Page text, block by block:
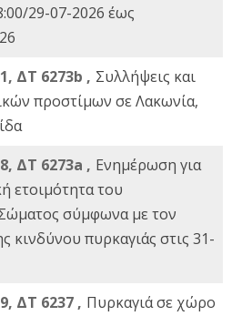
29-07-2026 έως
ΔΤ 6273b , Συλλήψεις και
προστίμων σε Λακωνία,
ΔΤ 6273a , Ενημέρωση για
ετοιμότητα του
σύμφωνα με τον
κινδύνου πυρκαγιάς στις 31-
ΔΤ 6237 , Πυρκαγιά σε χώρο